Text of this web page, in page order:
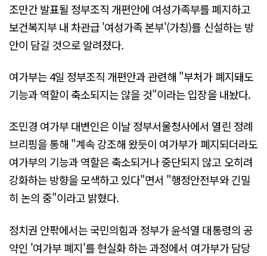
조만간 발표될 정부조직 개편안에 여성가족부를 폐지하고
보건복지부 내 차관급 '여성가족 본부'(가칭)를 신설하는 방
안이 담길 것으로 알려졌다.
여가부는 4일 정부조직 개편안과 관련해 "부처가 폐지돼도
기능과 역할이 축소되지는 않을 것"이라는 입장을 내놨다.
조민경 여가부 대변인은 이날 정부서울청사에서 열린 정례
브리핑을 통해 "계속 강조해 왔듯이 여가부가 폐지되더라도
여가부의 기능과 역할은 축소되거나 중단되지 않고 오히려
강화하는 방향을 모색하고 있다"면서 "행정안전부와 긴밀
히 논의 중"이라고 밝혔다.
정치권 안팎에서는 국민의힘과 정부가 윤석열 대통령의 공
약인 '여가부 폐지'를 현실화 하는 과정에서 여가부가 담당